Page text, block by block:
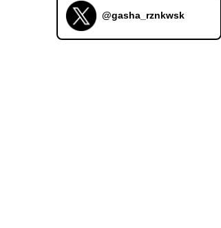
@gasha_rznkwsk